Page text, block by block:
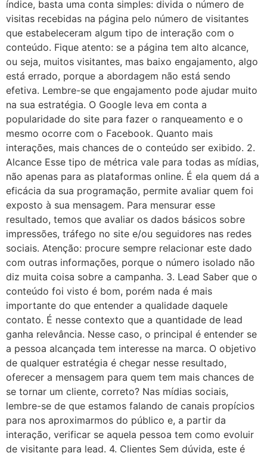
índice, basta uma conta simples: divida o número de
visitas recebidas na página pelo número de visitantes
que estabeleceram algum tipo de interação com o
conteúdo. Fique atento: se a página tem alto alcance,
ou seja, muitos visitantes, mas baixo engajamento, algo
está errado, porque a abordagem não está sendo
efetiva. Lembre-se que engajamento pode ajudar muito
na sua estratégia. O Google leva em conta a
popularidade do site para fazer o ranqueamento e o
mesmo ocorre com o Facebook. Quanto mais
interações, mais chances de o conteúdo ser exibido. 2.
Alcance Esse tipo de métrica vale para todas as mídias,
não apenas para as plataformas online. É ela quem dá a
eficácia da sua programação, permite avaliar quem foi
exposto à sua mensagem. Para mensurar esse
resultado, temos que avaliar os dados básicos sobre
impressões, tráfego no site e/ou seguidores nas redes
sociais. Atenção: procure sempre relacionar este dado
com outras informações, porque o número isolado não
diz muita coisa sobre a campanha. 3. Lead Saber que o
conteúdo foi visto é bom, porém nada é mais
importante do que entender a qualidade daquele
contato. É nesse contexto que a quantidade de lead
ganha relevância. Nesse caso, o principal é entender se
a pessoa alcançada tem interesse na marca. O objetivo
de qualquer estratégia é chegar nesse resultado,
oferecer a mensagem para quem tem mais chances de
se tornar um cliente, correto? Nas mídias sociais,
lembre-se de que estamos falando de canais propícios
para nos aproximarmos do público e, a partir da
interação, verificar se aquela pessoa tem como evoluir
de visitante para lead. 4. Clientes Sem dúvida, este é